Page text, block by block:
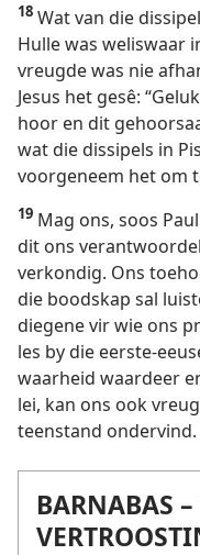
18 Wat van die
Hulle was weliswaar
vreugde was nie
Jesus het gesê:
hoor en dit
wat die dissipels in
voorgeneem het om
19 Mag ons, soos
dit ons
verkondig. Ons
die boodskap sal
diegene vir wie ons
les by die eerste-
waarheid waardeer
lei, kan ons ook
teenstand ondervind.
BARNABAS